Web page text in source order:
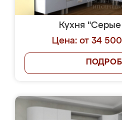
Кухня
Цена: от 34